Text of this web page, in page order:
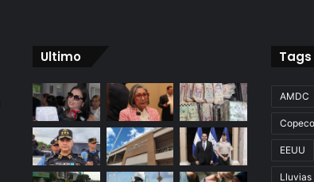
Ultimo Tags
AMDC
Copeco
EEUU
Lluvias